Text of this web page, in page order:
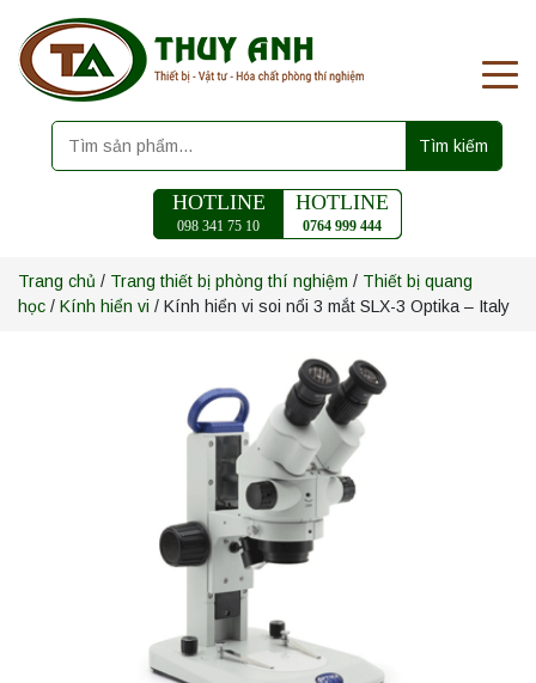
Tìm kiếm
HOTLINE
098 341 75 10
HOTLINE
0764 999 444
Trang chủ / Trang thiết bị phòng thí nghiệm / Thiết bị quang
học / Kính hiển vi / Kính hiển vi soi nổi 3 mắt SLX-3 Optika – Italy